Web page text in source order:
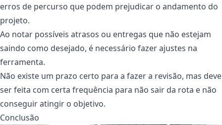
erros de percurso que podem prejudicar o andamento do
projeto.
Ao notar possíveis atrasos ou entregas que não estejam
saindo como desejado, é necessário fazer ajustes na
ferramenta.
Não existe um prazo certo para a fazer a revisão, mas deve
ser feita com certa frequência para não sair da rota e não
conseguir atingir o objetivo.
Conclusão